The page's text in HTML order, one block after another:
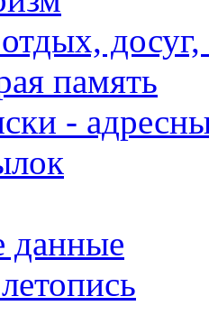
память
-
данные